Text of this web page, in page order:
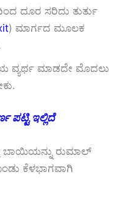
ದೂರ ಸರಿದು ತುರ್ತು
) ಮಾರ್ಗದ ಮೂಲಕ
ವ್ಯರ್ಥ ಮಾಡದೇ ಮೊದಲು
ಪಟ್ಟಿ ಇಲ್ಲಿದೆ
ಬಾಯಿಯನ್ನು ರುಮಾಲ್
ಕೆಳಭಾಗವಾಗಿ